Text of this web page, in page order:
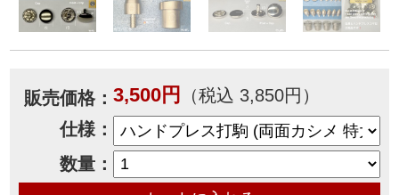
販売価格： 3,500円
（税込 3,850円）
仕様：
数量：